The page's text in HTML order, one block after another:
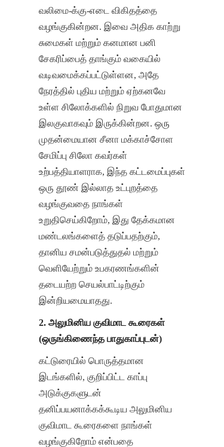
வலிமை-க்கு-எடை விகிதத்தை
வழங்குகின்றன. இவை அதிக காற்று
சுமைகள் மற்றும் கனமான பனி
சேகரிப்பைத் தாங்கும் வகையில்
வடிவமைக்கப்பட்டுள்ளன, அதே
நேரத்தில் புதிய மற்றும் ஏற்கனவே
உள்ள சிலோக்களில் நிறுவ போதுமான
இலகுவாகவும் இருக்கின்றன. ஒரு
முதன்மையான சீனா மக்காச்சோள
சேமிப்பு சிலோ கவர்கள்
உற்பத்தியாளராக, இந்த கட்டமைப்புகள்
ஒரு தூண் இல்லாத உட்புறத்தை
வழங்குவதை நாங்கள்
உறுதிசெய்கிறோம், இது தேக்கமான
மண்டலங்களைத் தடுப்பதற்கும்,
தானிய சமன்படுத்துதல் மற்றும்
வெளியேற்றும் உபகரணங்களின்
தடையற்ற செயல்பாட்டிற்கும்
இன்றியமையாதது.
2. அலுமினிய குவிமாட கூரைகள்
(ஒருங்கிணைந்த பாதுகாப்புடன்)
கட்டுரையில் பொருத்தமான
இடங்களில், குறிப்பிட்ட காப்பு
அடுக்குகளுடன்
தனிப்பயனாக்கக்கூடிய அலுமினிய
குவிமாட கூரைகளை நாங்கள்
வழங்குகிறோம் என்பதை